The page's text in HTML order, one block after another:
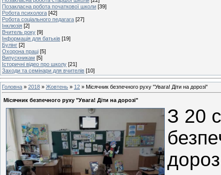
Позакласна робота початкової школи [39]
Робота психолога [42]
Робота соціального педагага [27]
Інклюзія [2]
Вчитель року [9]
Інформація для батьків [19]
Булінг [2]
Охорона праці [5]
Випускникам [5]
Історичні відео про школу [21]
Заходи та семінари для вчителів [10]
Головна » 2018 » Жовтень » 12 » Місячник безпечного руху "Увага! Діти на дорозі"
Місячник безпечного руху "Увага! Діти на дорозі"
З 20